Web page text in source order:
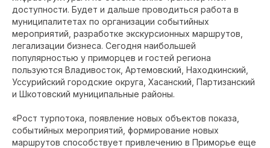
доступности. Будет и дальше проводиться работа в
муниципалитетах по организации событийных
мероприятий, разработке экскурсионных маршрутов,
легализации бизнеса. Сегодня наибольшей
популярностью у приморцев и гостей региона
пользуются Владивосток, Артемовский, Находкинский,
Уссурийский городские округа, Хасанский, Партизанский
и Шкотовский муниципальные районы.
«Рост турпотока, появление новых объектов показа,
событийных мероприятий, формирование новых
маршрутов способствует привлечению в Приморье еще